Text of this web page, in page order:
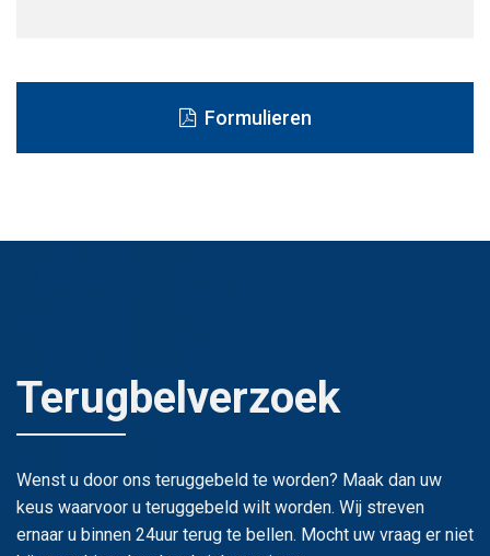
Formulieren
Terugbelverzoek
Wenst u door ons teruggebeld te worden? Maak dan uw
keus waarvoor u teruggebeld wilt worden. Wij streven
ernaar u binnen 24uur terug te bellen. Mocht uw vraag er niet